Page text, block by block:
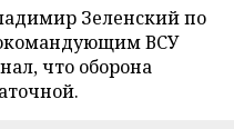
Зеленский по
ВСУ
что оборона